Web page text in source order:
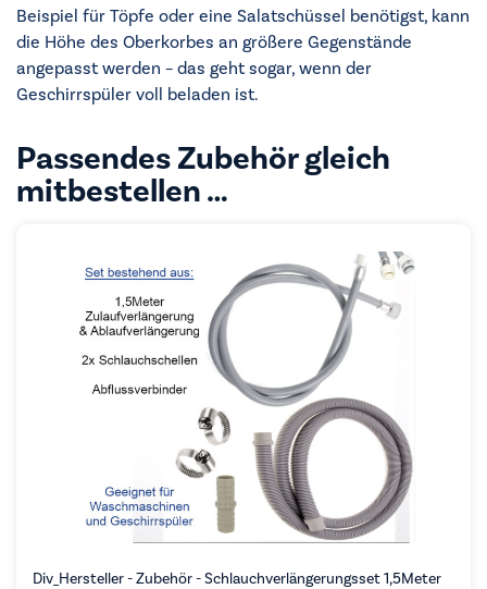
Beispiel für Töpfe oder eine Salatschüssel benötigst, kann
die Höhe des Oberkorbes an größere Gegenstände
angepasst werden – das geht sogar, wenn der
Geschirrspüler voll beladen ist.
Passendes Zubehör gleich
mitbestellen …
Div_Hersteller - Zubehör - Schlauchverlängerungsset 1,5Meter